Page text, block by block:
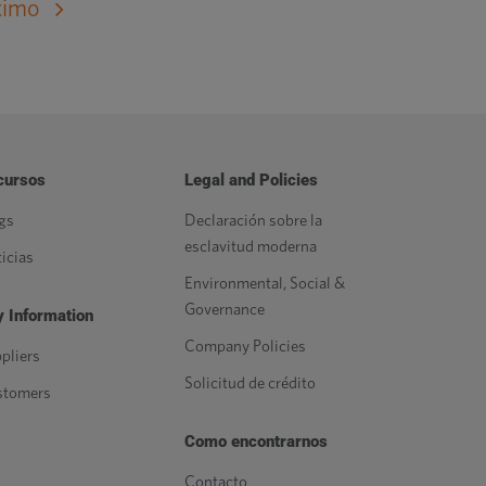
Information
Legal and Policies
Declaración sobre la
esclavitud moderna
Environmental, Social &
Governance
Company Policies
Solicitud de crédito
Como encontrarnos
Contacto